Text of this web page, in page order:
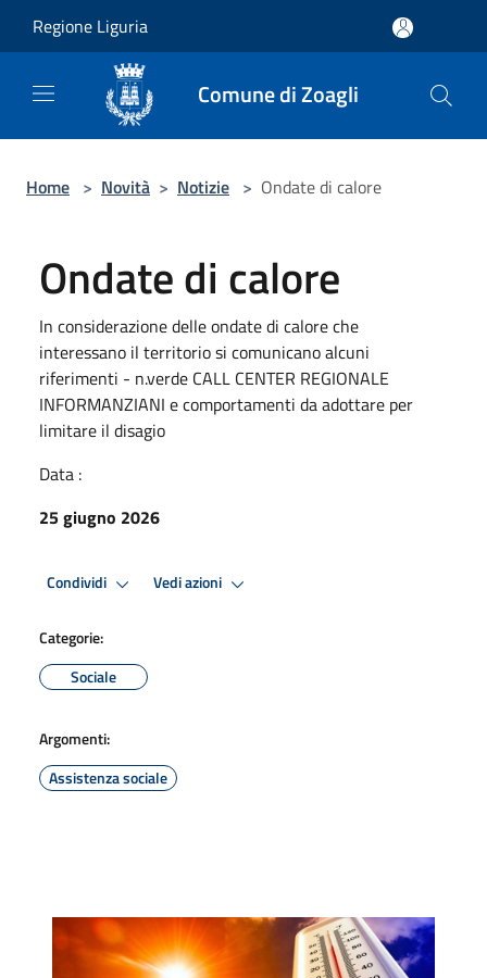
Regione Liguria
Comune di Zoagli
Home > Novità > Notizie > Ondate di calore
Ondate di calore
In considerazione delle ondate di calore che
interessano il territorio si comunicano alcuni
riferimenti - n.verde CALL CENTER REGIONALE
INFORMANZIANI e comportamenti da adottare per
limitare il disagio
Data :
25 giugno 2026
Condividi Vedi azioni
Categorie:
Sociale
Argomenti:
Assistenza sociale